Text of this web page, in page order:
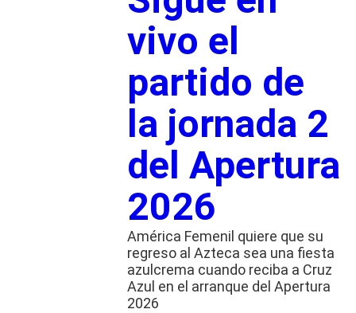
vivo el
partido de
la jornada 2
del Apertura
2026
América Femenil quiere que su
regreso al Azteca sea una fiesta
azulcrema cuando reciba a Cruz
Azul en el arranque del Apertura
2026